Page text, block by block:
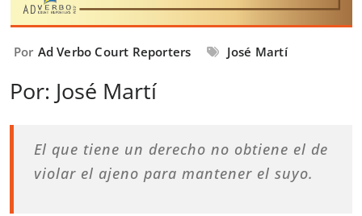
Por Ad Verbo Court Reporters José Martí
Por: José Martí
El que tiene un derecho no obtiene el de
violar el ajeno para mantener el suyo.